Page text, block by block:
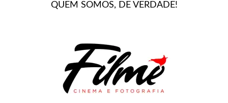
QUEM SOMOS, DE VERDADE!